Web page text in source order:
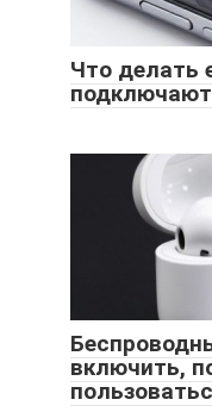
Что делать
включить,